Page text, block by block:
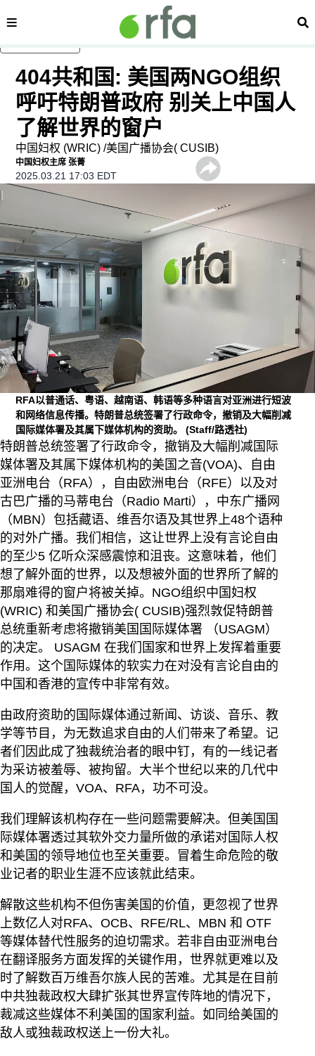
内容分类 搜
404共和国: 美国两NGO组织
呼吁特朗普政府 别关上中国人
了解世界的窗户
中国妇权 (WRIC) /美国广播协会( CUSIB)
中国妇权主席 张菁
2025.03.21 17:03 EDT
RFA以普通话、粤语、越南语、韩语等多种语言对亚洲进行短波
和网络信息传播。特朗普总统签署了行政命令，撤销及大幅削减
国际媒体署及其属下媒体机构的资助。(Staff/路透社)
特朗普总统签署了行政命令，撤销及大幅削减国际
媒体署及其属下媒体机构的美国之音(VOA)、自由
亚洲电台（RFA），自由欧洲电台（RFE）以及对
古巴广播的马蒂电台（Radio Marti），中东广播网
（MBN）包括藏语、维吾尔语及其世界上48个语种
的对外广播。我们相信，这让世界上没有言论自由
的至少5 亿听众深感震惊和沮丧。这意味着，他们
想了解外面的世界，以及想被外面的世界所了解的
那扇难得的窗户将被关掉。NGO组织中国妇权
(WRIC) 和美国广播协会( CUSIB)强烈敦促特朗普
总统重新考虑将撤销美国国际媒体署 （USAGM）
的决定。 USAGM 在我们国家和世界上发挥着重要
作用。这个国际媒体的软实力在对没有言论自由的
中国和香港的宣传中非常有效。
由政府资助的国际媒体通过新闻、访谈、音乐、教
学等节目，为无数追求自由的人们带来了希望。记
者们因此成了独裁统治者的眼中钉，有的一线记者
为采访被羞辱、被拘留。大半个世纪以来的几代中
国人的觉醒，VOA、RFA，功不可没。
我们理解该机构存在一些问题需要解决。但美国国
际媒体署透过其软外交力量所做的承诺对国际人权
和美国的领导地位也至关重要。冒着生命危险的敬
业记者的职业生涯不应该就此结束。
解散这些机构不但伤害美国的价值，更忽视了世界
上数亿人对RFA、OCB、RFE/RL、MBN 和 OTF
等媒体替代性服务的迫切需求。若非自由亚洲电台
在翻译服务方面发挥的关键作用，世界就更难以及
时了解数百万维吾尔族人民的苦难。尤其是在目前
中共独裁政权大肆扩张其世界宣传阵地的情况下，
裁减这些媒体不利美国的国家利益。如同给美国的
敌人或独裁政权送上一份大礼。